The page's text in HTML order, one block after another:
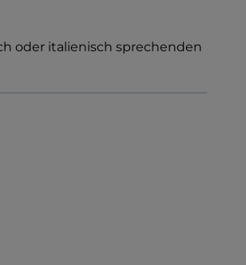
oder italienisch sprechenden